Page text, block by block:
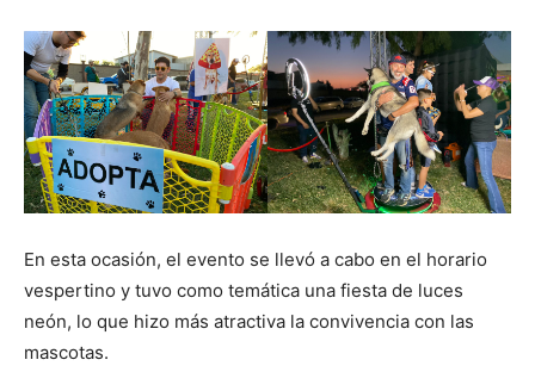
En esta ocasión, el evento se llevó a cabo en el horario
vespertino y tuvo como temática una fiesta de luces
neón, lo que hizo más atractiva la convivencia con las
mascotas.